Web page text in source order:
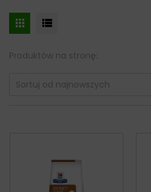
Produktów na stronę: